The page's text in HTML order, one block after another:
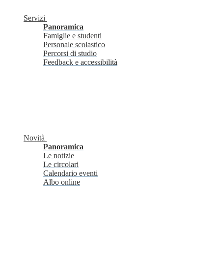
Servizi
Panoramica
Famiglie e studenti
Personale scolastico
Percorsi di studio
Feedback e accessibilità
Novità
Panoramica
Le notizie
Le circolari
Calendario eventi
Albo online